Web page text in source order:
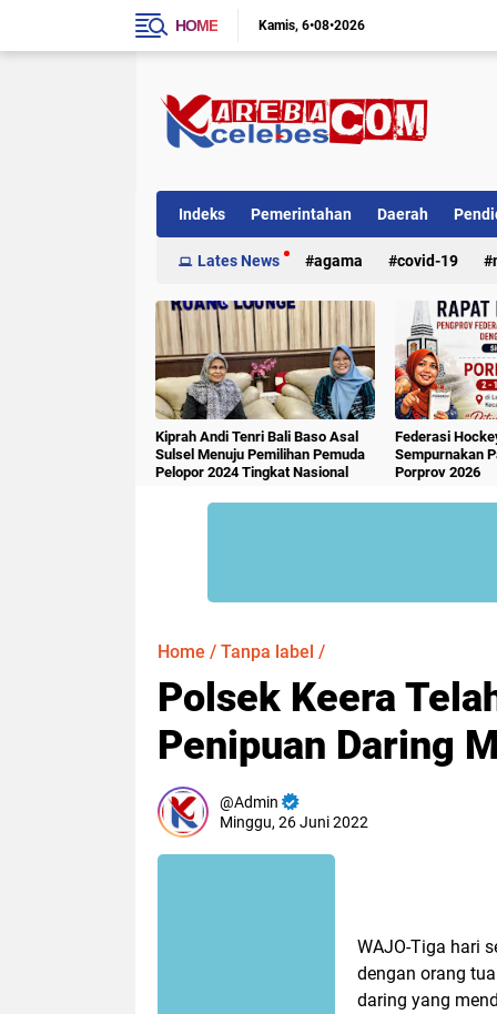
HOME Kamis 6•08•2026
Indeks Pemerintahan Daerah
Internasional Kriminal
Lates News agama covid-19
Kiprah Andi Tenri Bali Baso Asal
Sulsel Menuju Pemilihan Pemuda
Pelopor 2024 Tingkat Nasional
Federasi
Sempurnakan
Porprov 2026
Home / Tanpa label /
Polsek Keera
Penipuan Daring
Admin
Minggu, 26 Juni 2022
WAJO-Tiga hari
dengan orang
daring yang